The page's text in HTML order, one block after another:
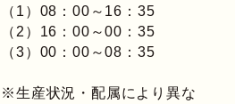
（1）08：00～16：35
（2）16：00～00：35
（3）00：00～08：35
※生産状況・配属により異な